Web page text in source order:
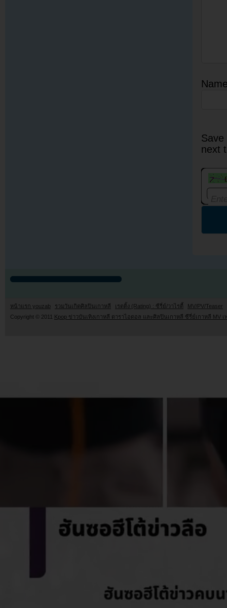
next
หน้าแรก youzab รวมวันเกิดศิลปินเกาหลี เรตติ้ง (Rating) : ซีรี่ย์/วาไรตี้
MV/PV/Teaser
Copyright © 2011
Kpop ข่าวบันเทิงเกาหลี ดาราไอดอล และศิลปินเกาหลี ซีรี่ย์เกาหลี MV